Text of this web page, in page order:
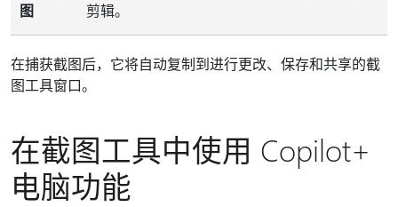
图
剪辑。
在捕获截图后，它将自动复制到进行更改、保存和共享的截
图工具窗口。
在截图工具中使用 Copilot+
电脑功能